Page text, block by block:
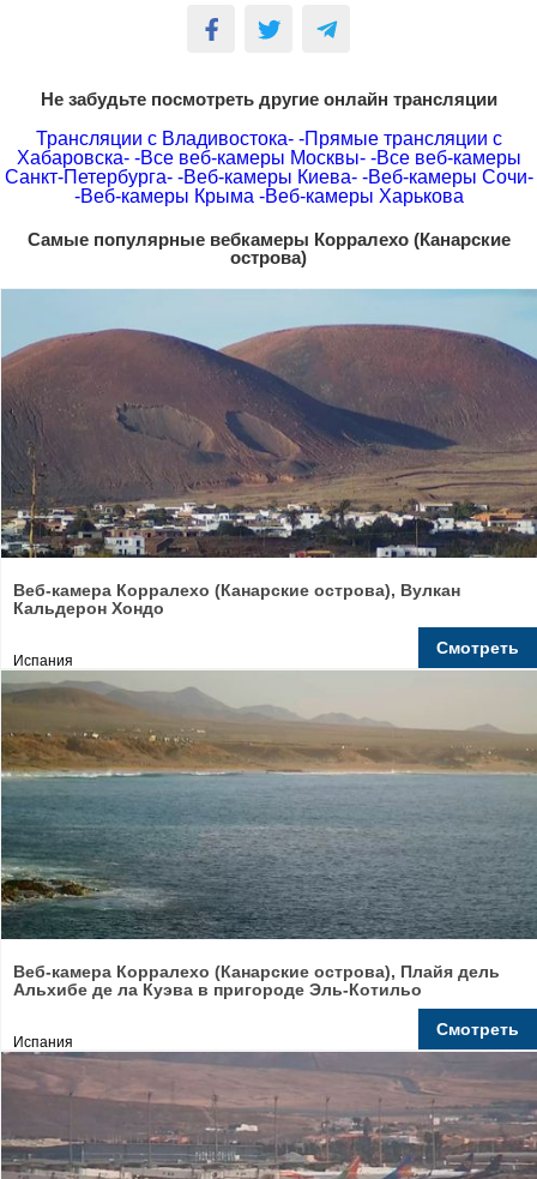
Не забудьте посмотреть другие онлайн трансляции
Трансляции с Владивостока- -Прямые трансляции с
Хабаровска- -Все веб-камеры Москвы- -Все веб-камеры
Санкт-Петербурга- -Веб-камеры Киева- -Веб-камеры Сочи-
-Веб-камеры Крыма -Веб-камеры Харькова
Самые популярные вебкамеры Корралехо (Канарские
острова)
Веб-камера Корралехо (Канарские острова), Вулкан
Кальдерон Хондо
Испания
Смотреть
Веб-камера Корралехо (Канарские острова), Плайя дель
Альхибе де ла Куэва в пригороде Эль-Котильо
Испания
Смотреть